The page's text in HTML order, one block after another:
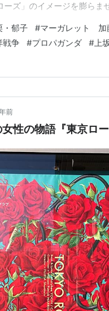
ーズ」のイメージを膨らま
認めたのは、彼女ひとりで
・郁子 #マーガレット 加
戦争 #プロパガンダ #上
前
性の物語『東京ロ